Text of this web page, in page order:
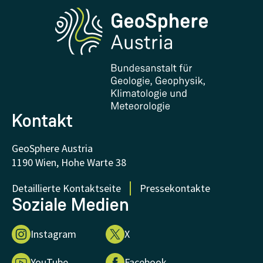
Kontakt und Besuch
Forschung und Kooperationen
Downloads
Zertifikate und Auszeichnungen
FAQ - Häufig gestellte Fragen
Forschung unterstützen
Phenowatch.at
Kontakt
GeoSphere Austria
1190 Wien, Hohe Warte 38
Detaillierte Kontaktseite
Pressekontakte
Soziale Medien
Instagram X